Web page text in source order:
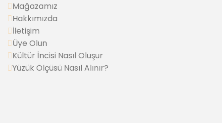
Mağazamız
Hakkımızda
İletişim
Üye Olun
Kültür İncisi Nasıl Oluşur
Yüzük Ölçüsü Nasıl Alınır?